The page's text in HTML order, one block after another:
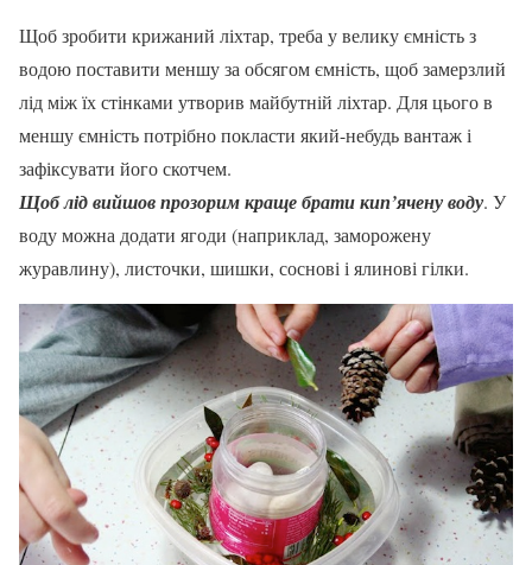
Щоб зробити крижаний ліхтар, треба у велику ємність з
водою поставити меншу за обсягом ємність, щоб замерзлий
лід між їх стінками утворив майбутній ліхтар. Для цього в
меншу ємність потрібно покласти який-небудь вантаж і
зафіксувати його скотчем.
Щоб лід вийшов прозорим краще брати кип’ячену воду. У
воду можна додати ягоди (наприклад, заморожену
журавлину), листочки, шишки, соснові і ялинові гілки.